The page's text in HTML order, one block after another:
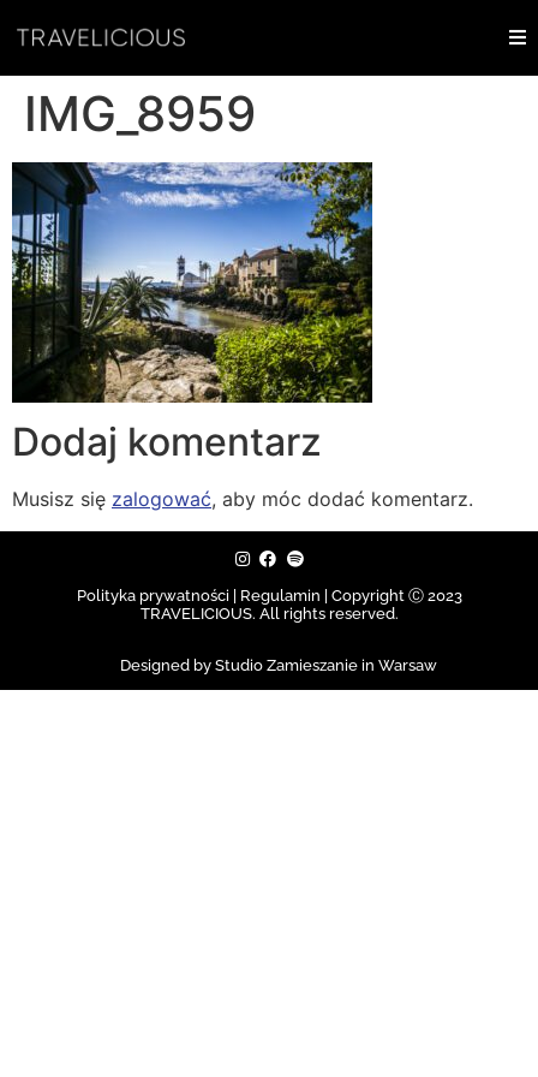
IMG_8959
Dodaj komentarz
Musisz się zalogować, aby móc dodać komentarz.
Polityka prywatności | Regulamin | Copyright Ⓒ 2023
TRAVELICIOUS. All rights reserved.
Designed by Studio Zamieszanie in Warsaw